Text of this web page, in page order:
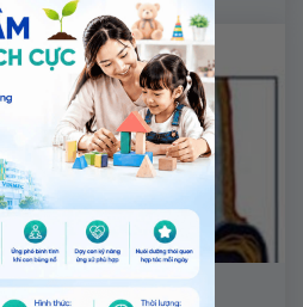
ảnh hưởng gì?